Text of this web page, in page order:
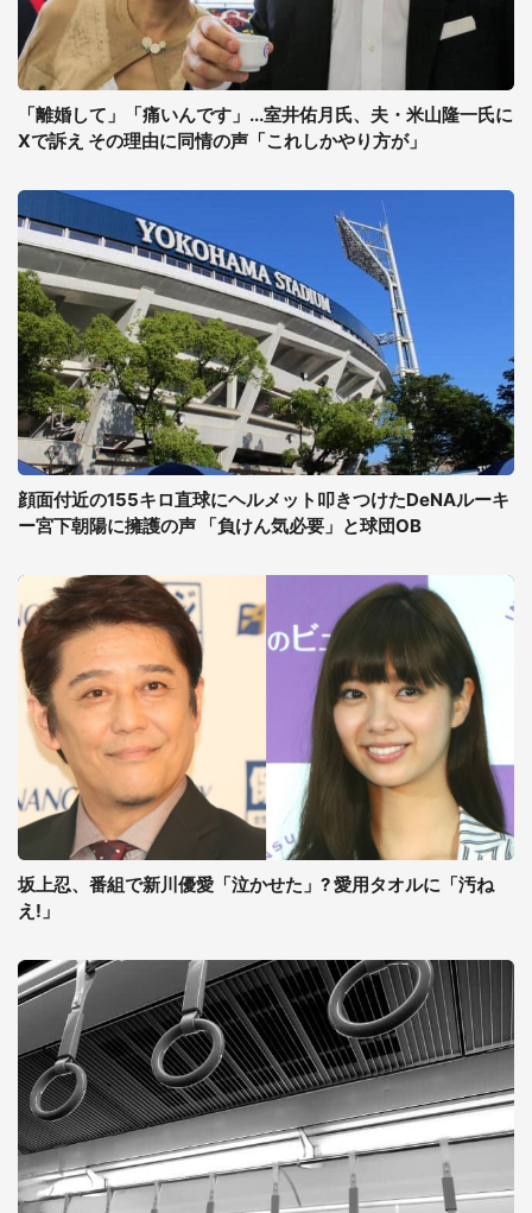
「離婚して」「痛いんです」...室井佑月氏、夫・米山隆一氏に
Xで訴え その理由に同情の声「これしかやり方が」
顔面付近の155キロ直球にヘルメット叩きつけたDeNAルーキ
ー宮下朝陽に擁護の声 「負けん気必要」と球団OB
坂上忍、番組で新川優愛「泣かせた」? 愛用タオルに「汚ね
え!」